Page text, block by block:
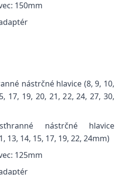
150mm
nástrčné hlavice (8, 9, 10,
17, 19, 20, 21, 22, 24, 27, 30,
nástrčné hlavice
13, 14, 15, 17, 19, 22, 24mm)
125mm